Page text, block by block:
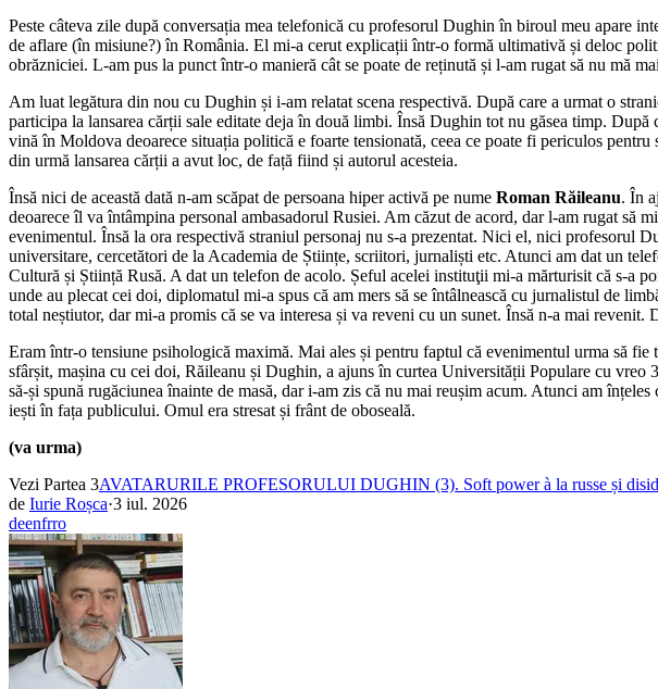
Peste câteva zile după conversația mea telefonică cu profesorul Dughin în biroul meu apare
de aflare (în misiune?) în România. El mi-a cerut explicații într-o formă ultimativă și deloc
obrăzniciei. L-am pus la punct într-o manieră cât se poate de reținută și l-am rugat să nu mă
Am luat legătura din nou cu Dughin și i-am relatat scena respectivă. După care a urmat o
participa la lansarea cărții sale editate deja în două limbi. Însă Dughin tot nu găsea timp.
vină în Moldova deoarece situația politică e foarte tensionată, ceea ce poate fi periculos
din urmă lansarea cărții a avut loc, de față fiind și autorul acesteia.
Însă nici de această dată n-am scăpat de persoana hiper activă pe nume Roman Răileanu. În
deoarece îl va întâmpina personal ambasadorul Rusiei. Am căzut de acord, dar l-am rugat
evenimentul. Însă la ora respectivă straniul personaj nu s-a prezentat. Nici el, nici profesorul
universitare, cercetători de la Academia de Științe, scriitori, jurnaliști etc. Atunci am dat un
Cultură și Știință Rusă. A dat un telefon de acolo. Șeful acelei instituţii mi-a mărturisit că s-a
unde au plecat cei doi, diplomatul mi-a spus că am mers să se întâlnească cu jurnalistul de
total neștiutor, dar mi-a promis că se va interesa și va reveni cu un sunet. Însă n-a mai
Eram într-o tensiune psihologică maximă. Mai ales și pentru faptul că evenimentul urma să
sfârșit, mașina cu cei doi, Răileanu și Dughin, a ajuns în curtea Universității Populare cu
să-și spună rugăciunea înainte de masă, dar i-am zis că nu mai reușim acum. Atunci am
iești în fața publicului. Omul era stresat și frânt de oboseală.
(va urma)
Vezi Partea 3AVATARURILE PROFESORULUI DUGHIN (3). Soft power à la russe și
de Iurie Roșca·3 iul. 2026
deenfrro